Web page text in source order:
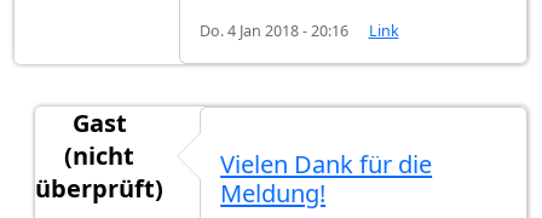
Do. 4 Jan 2018 - 20:16 Link
Gast
(nicht
überprüft)
Vielen Dank für die
Meldung!